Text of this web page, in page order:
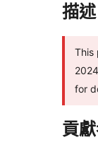
描述
This
for
貢